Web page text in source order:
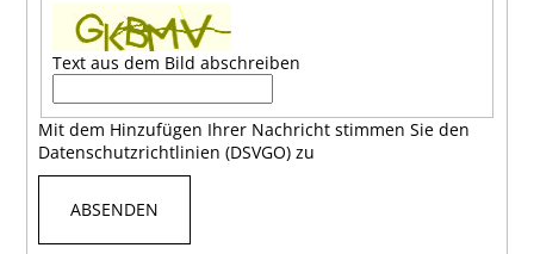
Text aus dem Bild abschreiben
Mit dem Hinzufügen Ihrer Nachricht stimmen Sie den
Datenschutzrichtlinien (DSVGO) zu
ABSENDEN